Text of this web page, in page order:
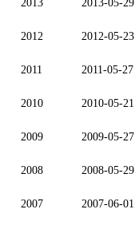
2013 2013-05-29
2012 2012-05-23
2011 2011-05-27
2010 2010-05-21
2009 2009-05-27
2008 2008-05-29
2007 2007-06-01